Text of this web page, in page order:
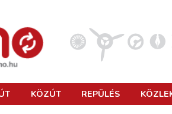
KÖZÚT REPÜLÉS